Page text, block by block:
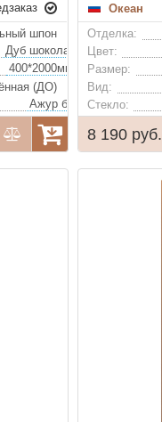
шпон
(ДО)
Океан
Отделка:
Цвет:
Размер:
Вид:
Стекло:
8 190 руб.